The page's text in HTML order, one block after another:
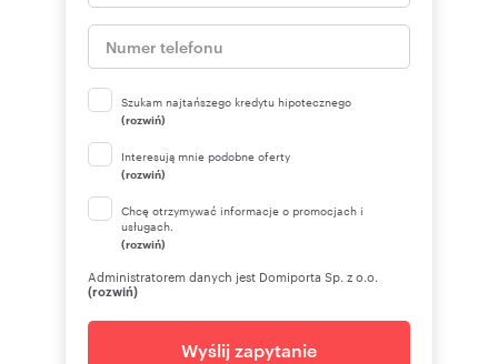
Szukam najtańszego kredytu hipotecznego
(rozwiń)
Interesują mnie podobne oferty
(rozwiń)
Chcę otrzymywać informacje o promocjach i
usługach.
(rozwiń)
Administratorem danych jest Domiporta Sp. z o.o.
(rozwiń)
Wyślij zapytanie